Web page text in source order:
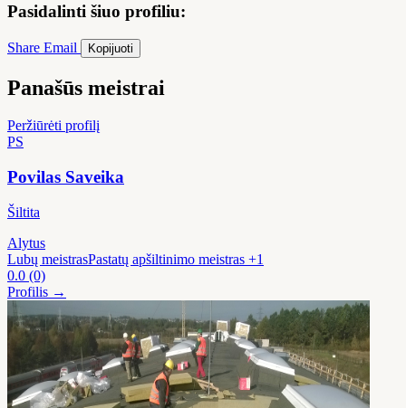
Pasidalinti šiuo profiliu:
Share Email Kopijuoti
Panašūs meistrai
Peržiūrėti profilį
PS
Povilas Saveika
Šiltita
Alytus
Lubų meistrasPastatų apšiltinimo meistras +1
0.0 (0)
Profilis →